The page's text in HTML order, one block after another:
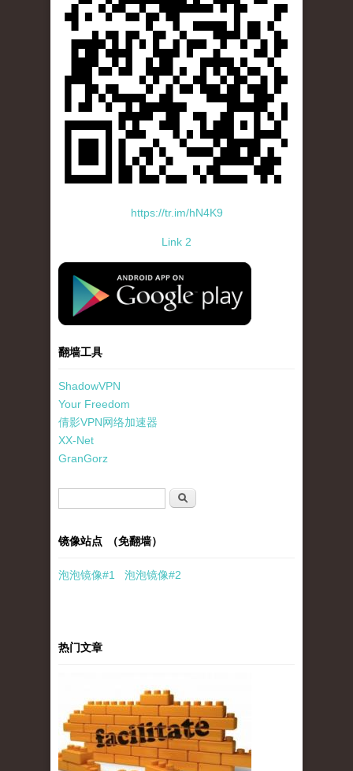
https://tr.im/hN4K9
Link 2
standard-icon-googleplay-app-store.png
翻墙工具
ShadowVPN
Your Freedom
倩影VPN网络加速器
XX-Net
GranGorz
搜索
镜像站点 （免翻墙）
泡泡镜像#1 泡泡镜像#2
热门文章